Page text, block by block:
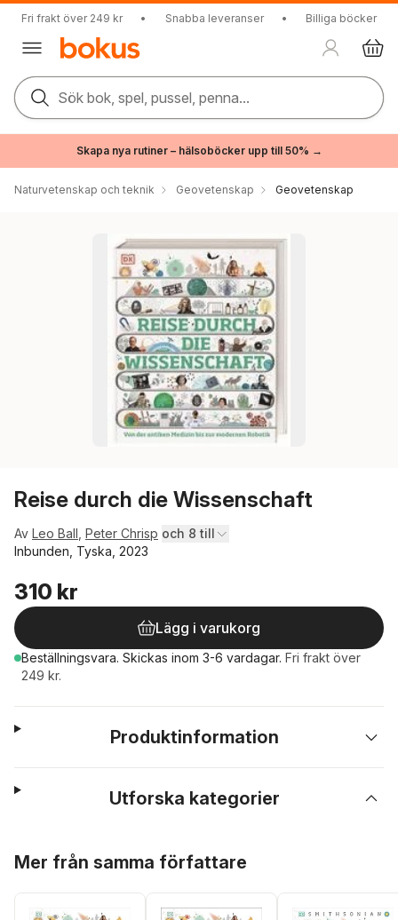
Fri frakt över 249 kr • Snabba leveranser • Billiga böcker
Sök bok, spel, pussel, penna...
Skapa nya rutiner – hälsoböcker upp till 50% →
Naturvetenskap och teknik Geovetenskap Geovetenskap
Reise durch die Wissenschaft
Av Leo Ball Peter Chrisp och 8 till
Inbunden, Tyska, 2023
310 kr
Lägg i varukorg
Beställningsvara. Skickas inom 3-6 vardagar. Fri frakt över
249 kr.
Produktinformation
Utforska kategorier
Mer från samma författare